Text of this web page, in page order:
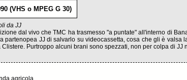
(VHS o MPEG G 30)
da JJ
dal vivo che TMC ha trasmesso "a puntate" all'interno di
partenopea JJ di salvarlo su videocassetta, cosa che gli è
Clistere. Purtroppo alcuni brani sono spezzati, non per colpa di
agricola